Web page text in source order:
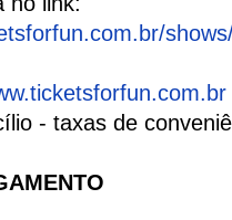
- taxas de